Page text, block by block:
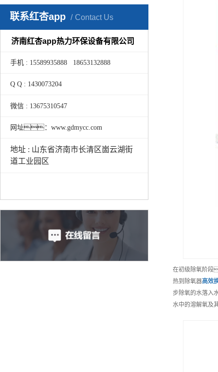
联系红杏app Contact Us
济南红杏app热力环保设备有限公司
手机 : 15589935888 18653132888
Q Q : 1430073204
微信 : 13675310547
网址：www.gdmycc.com
地址 : 山东省济南市长清区崮云湖街
道工业园区
在初级除氧阶段
热到除氧器高效
步除氧的水落
水中的溶解氧